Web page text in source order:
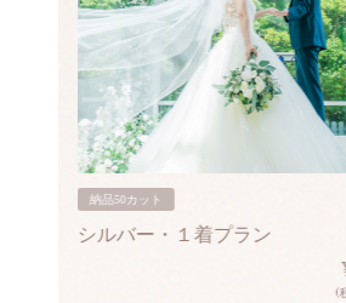
納品50カット
シルバー・１着プラン
(